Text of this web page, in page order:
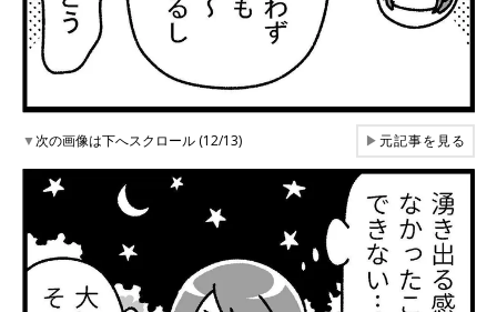
▼次の画像は下へスクロール (12/13) ▶元記事を見る